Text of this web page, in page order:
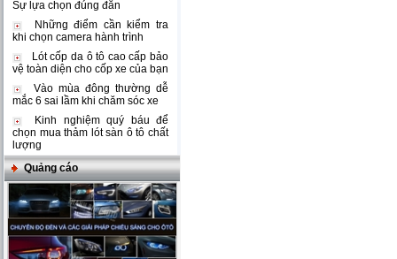
Sự lựa chọn đúng đắn
Những điểm cần kiểm tra
khi chọn camera hành trình
Lót cốp da ô tô cao cấp bảo
vệ toàn diện cho cốp xe của bạn
Vào mùa đông thường dễ
mắc 6 sai lầm khi chăm sóc xe
Kinh nghiệm quý báu để
chọn mua thảm lót sàn ô tô chất
lượng
Quảng cáo